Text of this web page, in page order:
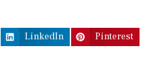
LinkedIn
Pinterest